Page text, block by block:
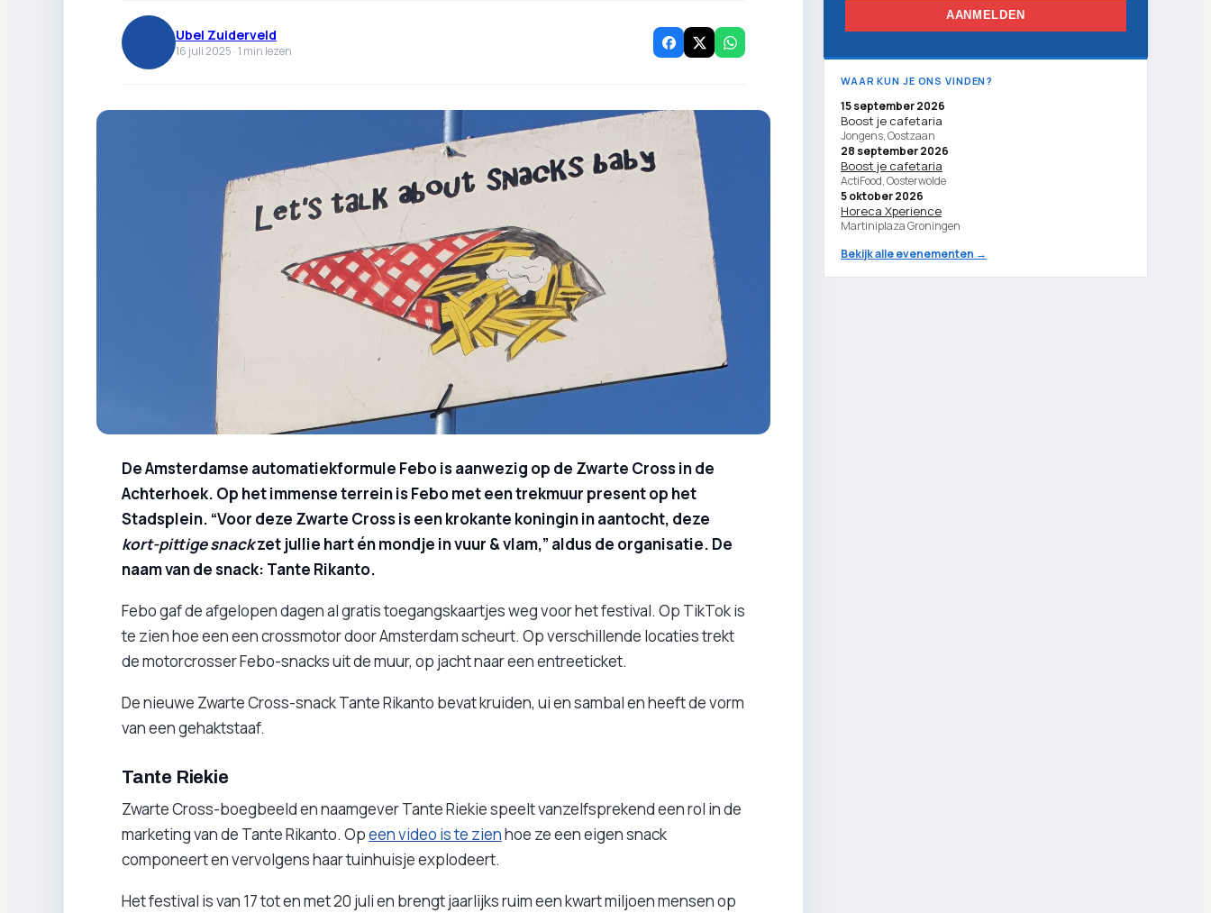
Ubel Zuiderveld
16 juli 2025 ·1 min lezen
De Amsterdamse automatiekformule Febo is aanwezig op de Zwarte Cross in de
Achterhoek. Op het immense terrein is Febo met een trekmuur present op het
Stadsplein. “Voor deze Zwarte Cross is een krokante koningin in aantocht, deze
kort-pittige snackzet jullie hart én mondje in vuur & vlam,” aldus de organisatie. De
naam van de snack: Tante Rikanto.
Febo gaf de afgelopen dagen al gratis toegangskaartjes weg voor het festival. Op TikTok is
te zien hoe een een crossmotor door Amsterdam scheurt. Op verschillende locaties trekt
de motorcrosser Febo-snacks uit de muur, op jacht naar een entreeticket.
De nieuwe Zwarte Cross-snack Tante Rikanto bevat kruiden, ui en sambal en heeft de vorm
van een gehaktstaaf.
Tante Riekie
Zwarte Cross-boegbeeld en naamgever Tante Riekie speelt vanzelfsprekend een rol in de
marketing van de Tante Rikanto. Opeen video is te zienhoe ze een eigen snack
componeert en vervolgens haar tuinhuisje explodeert.
Het festival is van 17 tot en met 20 juli en brengt jaarlijks ruim een kwart miljoen mensen op
AANMELDEN
WAAR KUN JE ONS VINDEN?
15 september 2026
Boost je cafetaria
Jongens, Oostzaan
28 september 2026
Boost je cafetaria
ActiFood, Oosterwolde
5 oktober 2026
Horeca Xperience
Martiniplaza Groningen
Bekijk alle evenementen →